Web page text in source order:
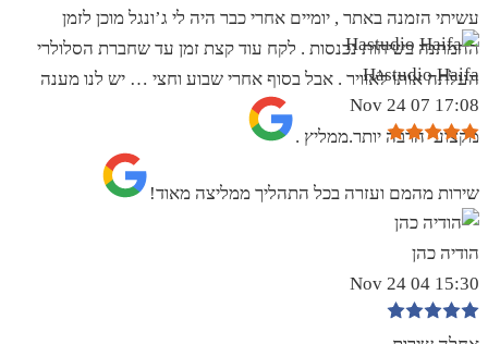
עשיתי הזמנה באתר , יומיים אחרי כבר היה לי ג’ונגל מוכן לזמן
ההמתנה בשיחות נכנסות . לקח עוד קצת זמן עד שחברת הסלולרי
העלתה אותו לאוויר . אבל בסוף אחרי שבוע וחצי … יש לנו מענה
מקצועי הרבה יותר.ממליץ .
Hastudio Haifa
17:08 07 Nov 24
שירות מהמם ועזרה בכל התהליך ממליצה מאוד!
הודיה כהן
15:30 04 Nov 24